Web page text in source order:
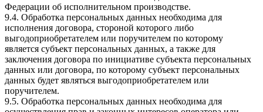
Федерации об исполнительном производстве.
9.4. Обработка персональных данных необходима для
исполнения договора, стороной которого либо
выгодоприобретателем или поручителем по которому
является субъект персональных данных, а также для
заключения договора по инициативе субъекта персональных
данных или договора, по которому субъект персональных
данных будет являться выгодоприобретателем или
поручителем.
9.5. Обработка персональных данных необходима для